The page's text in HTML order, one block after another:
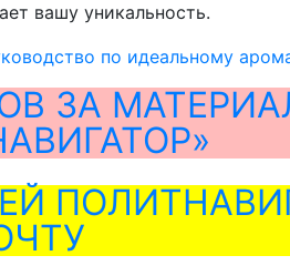
вашу уникальность.
по идеальному
ЗА